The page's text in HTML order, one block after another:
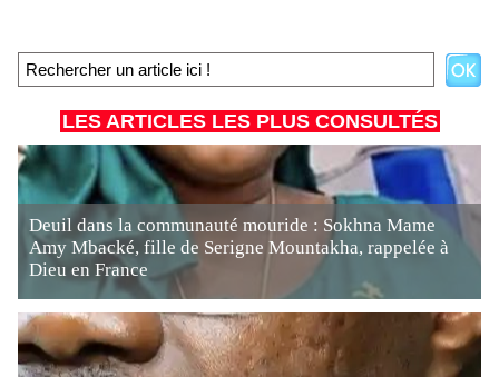
LES ARTICLES LES PLUS CONSULTÉS
Deuil dans la communauté mouride : Sokhna Mame
Amy Mbacké, fille de Serigne Mountakha, rappelée à
Dieu en France